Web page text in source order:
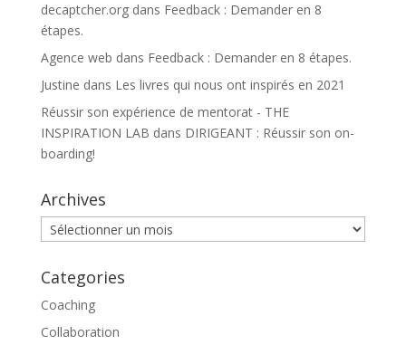
decaptcher.orgdans Feedback : Demander en 8
étapes.
Agence web dans Feedback : Demander en 8 étapes.
Justine dans Les livres qui nous ont inspirés en 2021
Réussir son expérience de mentorat - THE
INSPIRATION LAB dans DIRIGEANT : Réussir son on-
boarding!
Archives
Archives
Categories
Coaching
Collaboration